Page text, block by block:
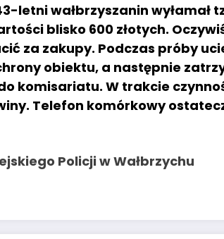
letni wałbrzyszanin wyłamał
blisko 600 złotych.
za zakupy. Podczas próby
obiektu, a następnie
komisariatu. W trakcie
Telefon komórkowy
Policji w Wałbrzychu